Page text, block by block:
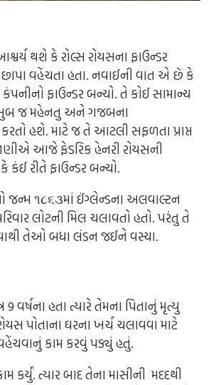
થશે કેરોલ્સરોયસના ફાઉન્ડર
છાપાવહેંચતાહતા.નવાઈનીવાત એ છે કે
કંપનીનો ફાઉન્ડરબન્યો.તે કોઈસામાન્ય
જમહેનતુઅનેગજબના
કરતોહશે.માટેજતે આટલીસફળતાપ્રાપ્ત
આજેફેડરિકહેનરીરોયસની
કે કંઈરીતે ફાઉન્ડરબન્યો.
જન્મ૧૮૬૩માંઈંગ્લેન્ડના અલવાલ્ટન
લોટની મિલ ચલાવતોહતો.પરંતુતે
તેઓબધાલંડનજઈનેવસ્યા.
9વર્ષનાહતાત્યારેતેમના પિતાનુંમૃત્યુ
પોતાનાઘરનાખર્ચચલાવવામાટે
કામ કરવુંપડ્યુંહતું.
કર્યું.ત્યારબાદતેનામાસીની મદદથી